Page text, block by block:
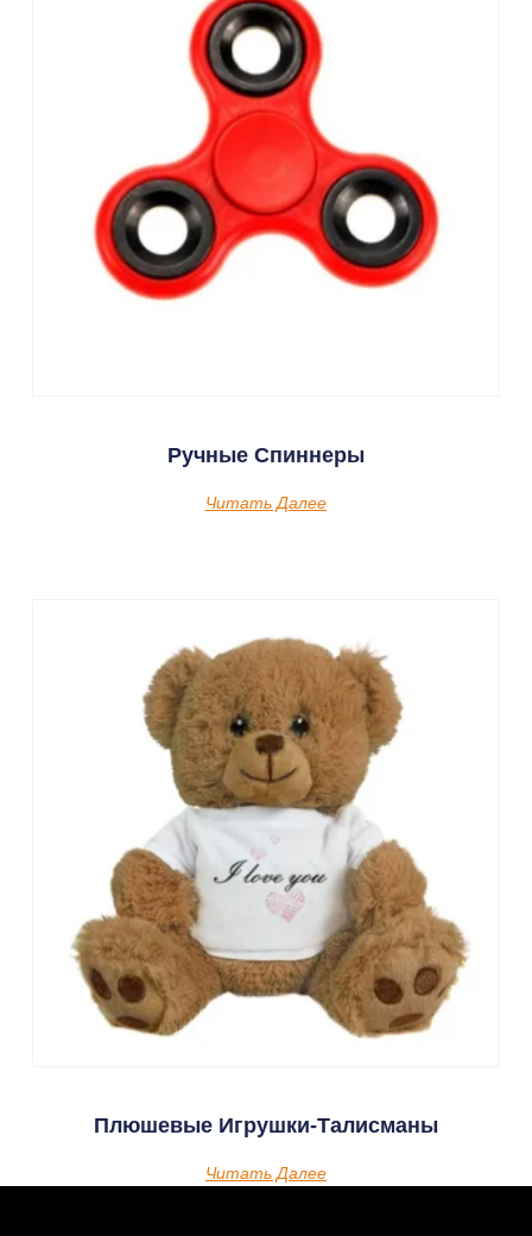
Ручные Спиннеры
Читать Далее
Плюшевые Игрушки-Талисманы
Читать Далее